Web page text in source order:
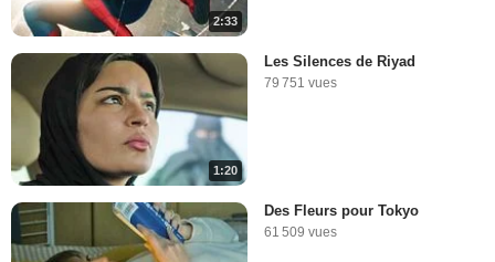
2:33
1:20
Les Silences de Riyad
79 751 vues
Des Fleurs pour Tokyo
61 509 vues